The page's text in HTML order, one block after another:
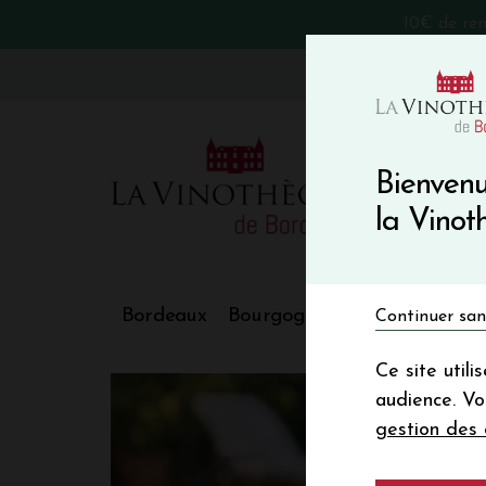
la
Continuer
Ce site
audience.
gestion des
VinoBlog
Bordeaux Bourgogne Nos Régions